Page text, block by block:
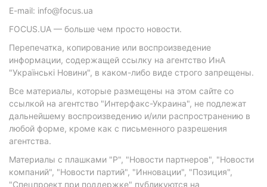
E-mail: info@focus.ua
FOCUS.UA — больше чем просто новости.
Перепечатка, копирование или воспроизведение
информации, содержащей ссылку на агентство ИнА
"Українські Новини", в каком-либо виде строго запрещены.
Все материалы, которые размещены на этом сайте со
ссылкой на агентство "Интерфакс-Украина", не подлежат
дальнейшему воспроизведению и/или распространению в
любой форме, кроме как с письменного разрешения
агентства.
Материалы с плашками "Р", "Новости партнеров", "Новости
компаний", "Новости партий", "Инновации", "Позиция",
"Спецпроект при поддержке" публикуются на